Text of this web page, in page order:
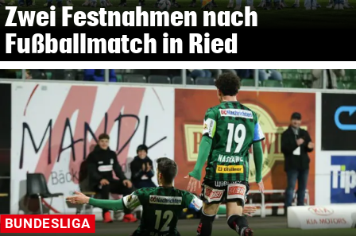
Zwei Festnahmen nach
Fußballmatch in Ried
BUNDESLIGA